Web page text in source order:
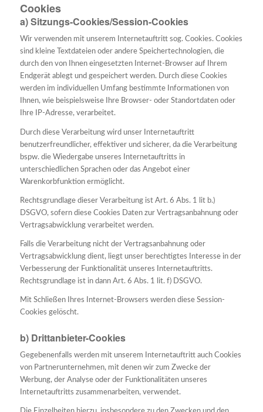
Cookies
a) Sitzungs-Cookies/Session-Cookies
Wir verwenden mit unserem Internetauftritt sog. Cookies. Cookies
sind kleine Textdateien oder andere Speichertechnologien, die
durch den von Ihnen eingesetzten Internet-Browser auf Ihrem
Endgerät ablegt und gespeichert werden. Durch diese Cookies
werden im individuellen Umfang bestimmte Informationen von
Ihnen, wie beispielsweise Ihre Browser- oder Standortdaten oder
Ihre IP-Adresse, verarbeitet.
Durch diese Verarbeitung wird unser Internetauftritt
benutzerfreundlicher, effektiver und sicherer, da die Verarbeitung
bspw. die Wiedergabe unseres Internetauftritts in
unterschiedlichen Sprachen oder das Angebot einer
Warenkorbfunktion ermöglicht.
Rechtsgrundlage dieser Verarbeitung ist Art. 6 Abs. 1 lit b.)
DSGVO, sofern diese Cookies Daten zur Vertragsanbahnung oder
Vertragsabwicklung verarbeitet werden.
Falls die Verarbeitung nicht der Vertragsanbahnung oder
Vertragsabwicklung dient, liegt unser berechtigtes Interesse in der
Verbesserung der Funktionalität unseres Internetauftritts.
Rechtsgrundlage ist in dann Art. 6 Abs. 1 lit. f) DSGVO.
Mit Schließen Ihres Internet-Browsers werden diese Session-
Cookies gelöscht.
b) Drittanbieter-Cookies
Gegebenenfalls werden mit unserem Internetauftritt auch Cookies
von Partnerunternehmen, mit denen wir zum Zwecke der
Werbung, der Analyse oder der Funktionalitäten unseres
Internetauftritts zusammenarbeiten, verwendet.